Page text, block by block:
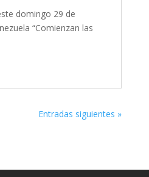
domingo 29 de
“Comienzan las
Entradas siguientes »